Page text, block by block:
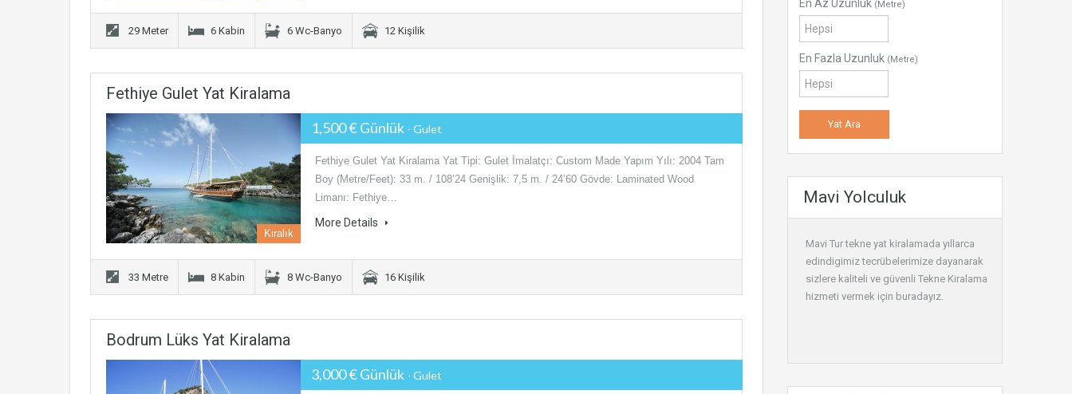
29 Meter 6 Kabin 6 Wc-Banyo 12 Kişilik
Fethiye Gulet Yat Kiralama
Kiralık
1,500 € Günlük - Gulet
Fethiye Gulet Yat Kiralama Yat Tipi: Gulet İmalatçı: Custom Made Yapım Yılı: 2004 Tam
Boy (Metre/Feet): 33 m. / 108’24 Genişlik: 7,5 m. / 24’60 Gövde: Laminated Wood
Limanı: Fethiye…
More Details
33 Metre 8 Kabin 8 Wc-Banyo 16 Kişilik
Bodrum Lüks Yat Kiralama
3,000 € Günlük - Gulet
En Az Uzunluk (Metre)
En Fazla Uzunluk (Metre)
Mavi Yolculuk
Mavi Tur tekne yat kiralamada yıllarca
edindigimiz tecrübelerimize dayanarak
sizlere kaliteli ve güvenli Tekne Kiralama
hizmeti vermek için buradayız.